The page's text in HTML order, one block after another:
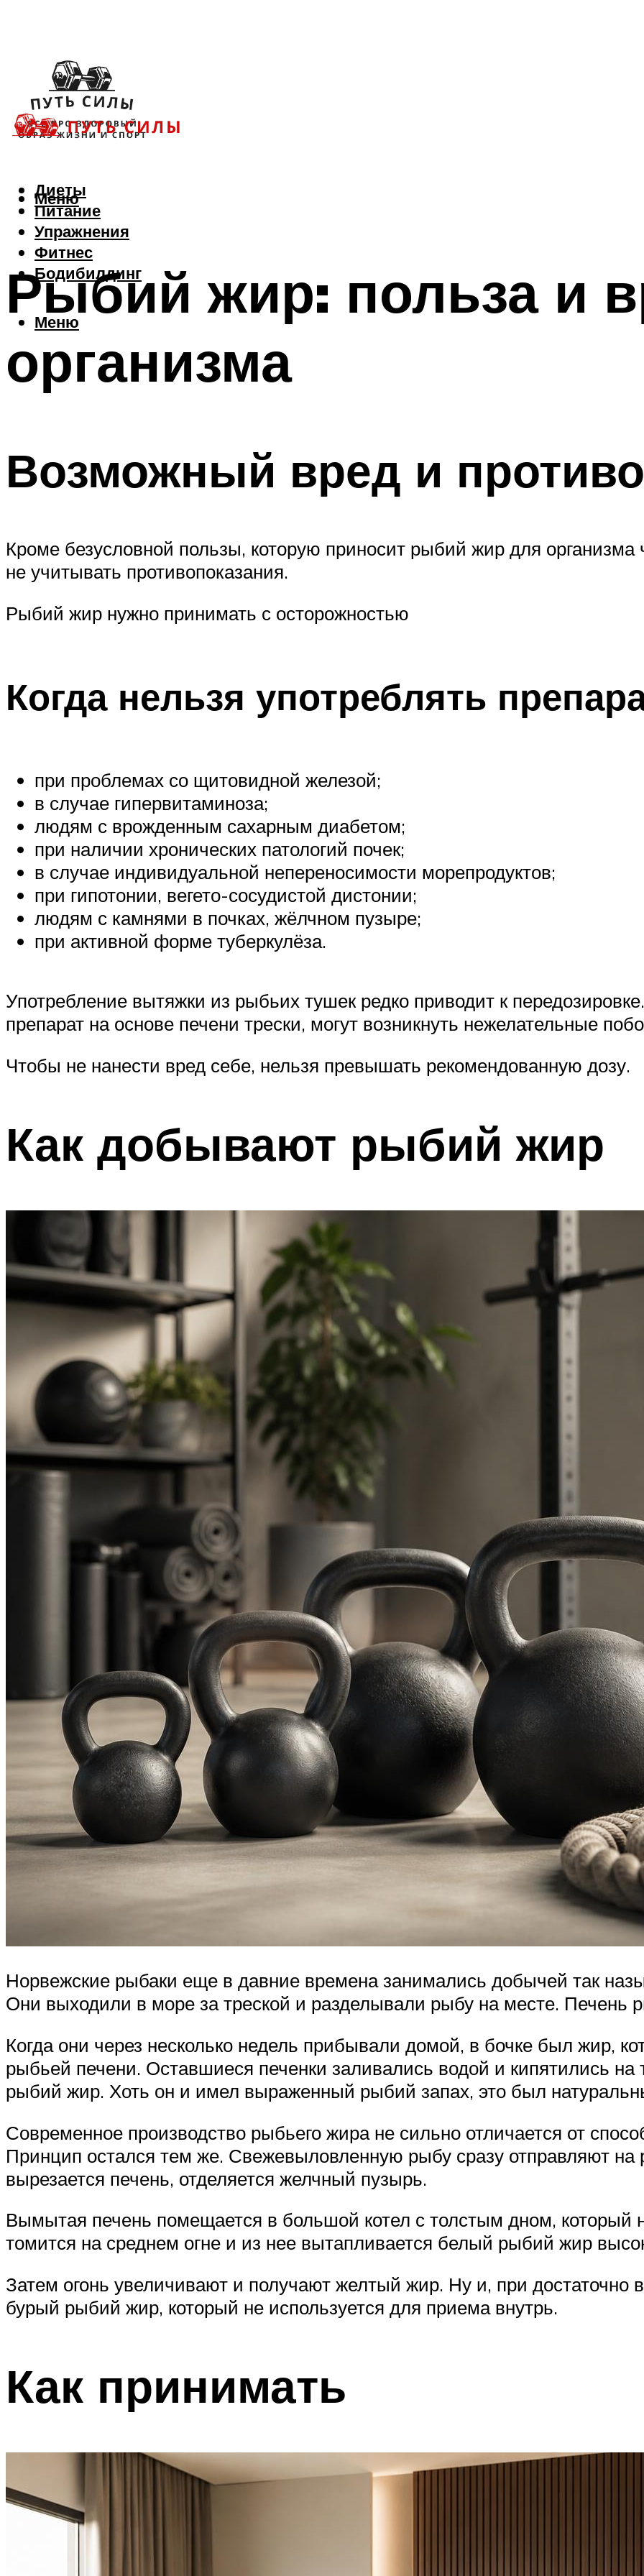
Диеты
Питание
Упражнения
Фитнес
Бодибилдинг
Меню
Меню
Рыбий жир: польза и
организма
Возможный вред и
Кроме безусловной пользы, которую приносит рыбий жир для организма
не учитывать противопоказания.
Рыбий жир нужно принимать с осторожностью
Когда нельзя употреблять
при проблемах со щитовидной железой;
в случае гипервитаминоза;
людям с врожденным сахарным диабетом;
при наличии хронических патологий почек;
в случае индивидуальной непереносимости морепродуктов;
при гипотонии, вегето-сосудистой дистонии;
людям с камнями в почках, жёлчном пузыре;
при активной форме туберкулёза.
Употребление вытяжки из рыбьих тушек редко приводит к
препарат на основе печени трески, могут возникнуть нежелательные
Чтобы не нанести вред себе, нельзя превышать рекомендованную дозу.
Как добывают рыбий жир
Норвежские рыбаки еще в давние времена занимались добычей так
Они выходили в море за треской и разделывали рыбу на месте. Печень
Когда они через несколько недель прибывали домой, в бочке был жир,
рыбьей печени. Оставшиеся печенки заливались водой и кипятились на
рыбий жир. Хоть он и имел выраженный рыбий запах, это был
Современное производство рыбьего жира не сильно отличается от
Принцип остался тем же. Свежевыловленную рыбу сразу отправляют на
вырезается печень, отделяется желчный пузырь.
Вымытая печень помещается в большой котел с толстым дном, который
томится на среднем огне и из нее вытапливается белый рыбий жир
Затем огонь увеличивают и получают желтый жир. Ну и, при достаточно
бурый рыбий жир, который не используется для приема внутрь.
Как принимать